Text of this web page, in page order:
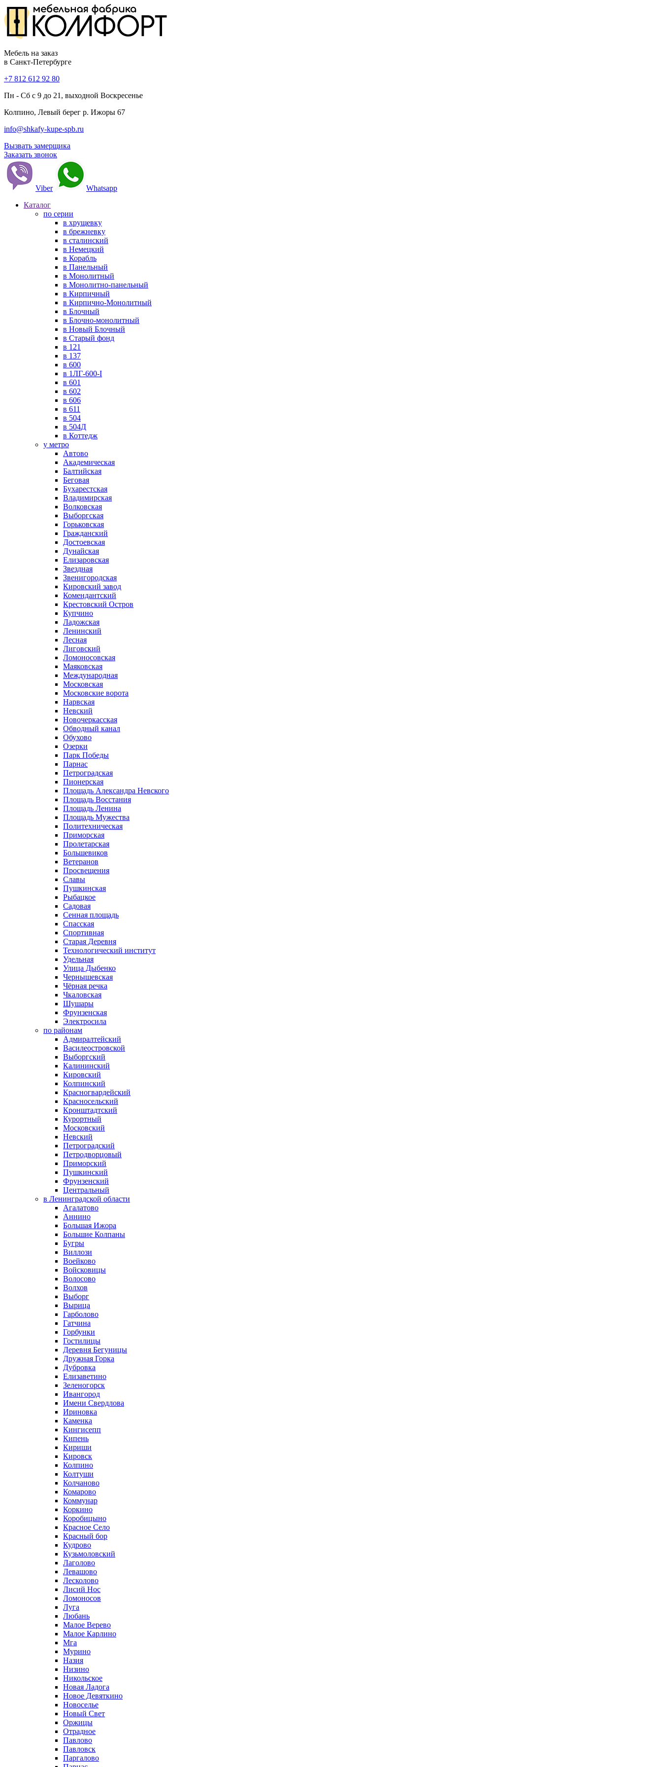
Мебель на заказ
в Санкт-Петербурге
+7 812 612 92 80
Пн - Сб с 9 до 21, выходной Воскресенье
Колпино, Левый берег р. Ижоры 67
info@shkafy-kupe-spb.ru
Вызвать замерщика
Заказать звонок
Viber
Whatsapp
Каталог
по серии
в хрущевку
в брежневку
в сталинский
в Немецкий
в Корабль
в Панельный
в Монолитный
в Монолитно-панельный
в Кирпичный
в Кирпично-Монолитный
в Блочный
в Блочно-монолитный
в Новый Блочный
в Старый фонд
в 121
в 137
в 600
в 1ЛГ-600-I
в 601
в 602
в 606
в 611
в 504
в 504Д
в Коттедж
у метро
Автово
Академическая
Балтийская
Беговая
Бухарестская
Владимирская
Волковская
Выборгская
Горьковская
Гражданский
Достоевская
Дунайская
Елизаровская
Звездная
Звенигородская
Кировский завод
Комендантский
Крестовский Остров
Купчино
Ладожская
Ленинский
Лесная
Лиговский
Ломоносовская
Маяковская
Международная
Московская
Московские ворота
Нарвская
Невский
Новочеркасская
Обводный канал
Обухово
Озерки
Парк Победы
Парнас
Петроградская
Пионерская
Площадь Александра Невского
Площадь Восстания
Площадь Ленина
Площадь Мужества
Политехническая
Приморская
Пролетарская
Большевиков
Ветеранов
Просвещения
Славы
Пушкинская
Рыбацкое
Садовая
Сенная площадь
Спасская
Спортивная
Старая Деревня
Технологический институт
Удельная
Улица Дыбенко
Чернышевская
Чёрная речка
Чкаловская
Шушары
Фрунзенская
Электросила
по районам
Адмиралтейский
Василеостровской
Выборгский
Калининский
Кировский
Колпинский
Красногвардейский
Красносельский
Кронштадтский
Курортный
Московский
Невский
Петроградский
Петродворцовый
Приморский
Пушкинский
Фрунзенский
Центральный
в Ленинградской области
Агалатово
Аннино
Большая Ижора
Большие Колпаны
Бугры
Виллози
Воейково
Войсковицы
Волосово
Волхов
Выборг
Вырица
Гарболово
Гатчина
Горбунки
Гостилицы
Деревня Бегуницы
Дружная Горка
Дубровка
Елизаветино
Зеленогорск
Ивангород
Имени Свердлова
Ириновка
Каменка
Кингисепп
Кипень
Кириши
Кировск
Колпино
Колтуши
Колчаново
Комарово
Коммунар
Коркино
Коробицыно
Красное Село
Красный бор
Кудрово
Кузьмоловский
Лаголово
Левашово
Лесколово
Лисий Нос
Ломоносов
Луга
Любань
Малое Верево
Малое Карлино
Мга
Мурино
Назия
Низино
Никольское
Новая Ладога
Новое Девяткино
Новоселье
Новый Свет
Оржицы
Отрадное
Павлово
Павловск
Паргалово